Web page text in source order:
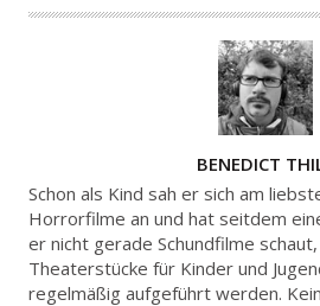
U
T
O
R
BENEDICT
Schon als Kind sah er sich am
Horrorfilme an und hat seitdem
er nicht gerade Schundfilme
Theaterstücke für Kinder und
regelmäßig aufgeführt werden.